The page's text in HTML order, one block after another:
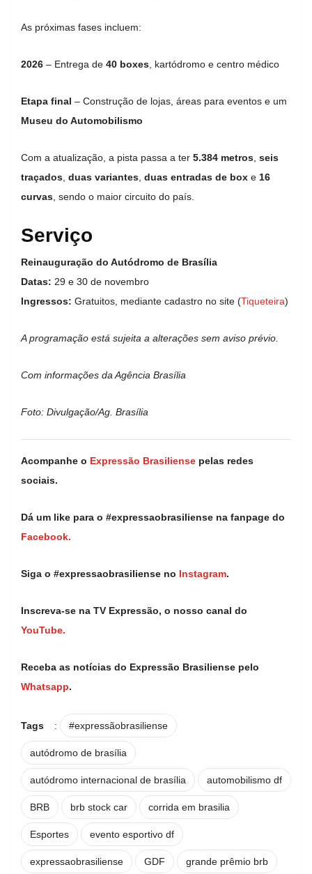
As próximas fases incluem:
2026 – Entrega de 40 boxes , kartódromo e centro médico
Etapa final – Construção de lojas, áreas para eventos e um
Museu do Automobilismo
Com a atualização, a pista passa a ter 5.384 metros seis
traçados duas variantes duas entradas de box e 16
curvas , sendo o maior circuito do país.
Serviço
Reinauguração do Autódromo de Brasília
Datas: 29 e 30 de novembro
Ingressos: Gratuitos, mediante cadastro no site (Tiqueteira)
A programação está sujeita a alterações sem aviso prévio.
Com informações da Agência Brasília
Foto: Divulgação/Ag. Brasília
Acompanhe o Expressão Brasiliense pelas redes
sociais.
Dá um like para o #expressaobrasiliense na fanpage do
Facebook.
Siga o #expressaobrasiliense no Instagram.
Inscreva-se na TV Expressão, o nosso canal do
YouTube.
Receba as notícias do Expressão Brasiliense pelo
Whatsapp.
Tags : #expressãobrasiliense
autódromo de brasília
autódromo internacional de brasília automobilismo df
BRB brb stock car corrida em brasilia
Esportes evento esportivo df
expressaobrasiliense GDF grande prêmio brb